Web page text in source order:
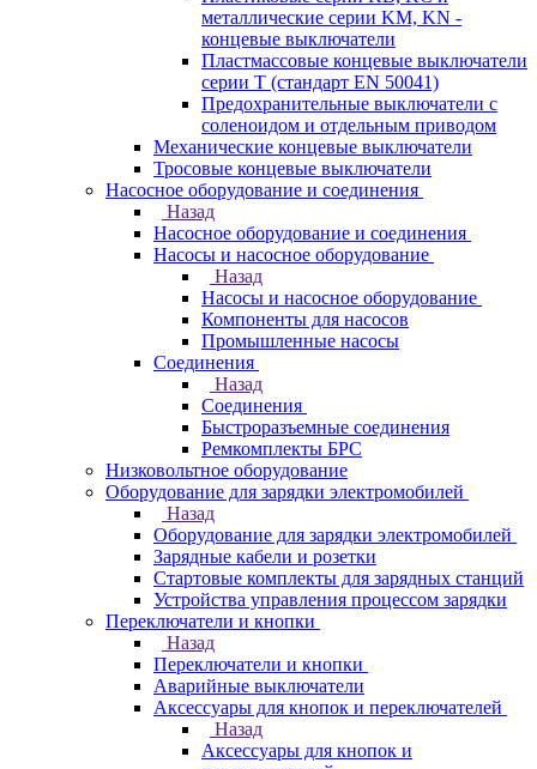
металлические серии KM, KN -
концевые выключатели
Пластмассовые концевые выключатели
серии T (стандарт EN 50041)
Предохранительные выключатели с
соленоидом и отдельным приводом
Механические концевые выключатели
Тросовые концевые выключатели
Насосное оборудование и соединения
Назад
Насосное оборудование и соединения
Насосы и насосное оборудование
Назад
Насосы и насосное оборудование
Компоненты для насосов
Промышленные насосы
Соединения
Назад
Соединения
Быстроразъемные соединения
Ремкомплекты БРС
Низковольтное оборудование
Оборудование для зарядки электромобилей
Назад
Оборудование для зарядки электромобилей
Зарядные кабели и розетки
Стартовые комплекты для зарядных станций
Устройства управления процессом зарядки
Переключатели и кнопки
Назад
Переключатели и кнопки
Аварийные выключатели
Аксессуары для кнопок и переключателей
Назад
Аксессуары для кнопок и